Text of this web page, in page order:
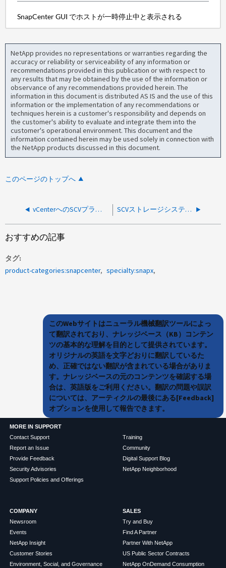
SnapCenter GUI でホストが一時停止中と表示される
NetApp provides no representations or warranties regarding the
accuracy or reliability or serviceability of any information or
recommendations provided in this publication or with respect to
any results that may be obtained by the use of the information or
observance of any recommendations provided herein. The
information in this document is distributed AS IS and the use of this
information or the implementation of any recommendations or
techniques herein is a customer's responsibility and depends on
the customer's ability to evaluate and integrate them into the
customer's operational environment. This document and the
information contained herein may be used solely in connection with
the NetApp products discussed in this document.
このページのトップへ
vCenterへのSCVプラグインの登録を解除して再登録する方法 SCVストレージシステムを優先IPで更新する方法
おすすめの記事
タグ
product-categories:snapcenter
specialty:snapx
このWebサイトはニューラル機械翻訳ツールによっ
て翻訳されており、ナレッジベース（KB）コンテン
ツの基本的な理解を目的として提供されています。
オリジナルの英語を文字どおりに翻訳しているた
め、正確ではない翻訳が含まれている場合がありま
す。ナレッジベースの元のコンテンツを確認する場
合は、英語版をご利用ください。翻訳の問題や誤訳
については、アーティクルの最後にある[Feedback]
オプションを使用して報告できます。
MORE IN SUPPORT
Contact Support
Report an Issue
Provide Feedback
Security Advisories
Support Policies and Offerings
Training
Community
Digital Support Blog
NetApp Neighborhood
COMPANY
Newsroom
Events
NetApp Insight
Customer Stories
Environment, Social, and Governance
SALES
Try and Buy
Find A Partner
Partner With NetApp
US Public Sector Contracts
NetApp OnDemand Consumption